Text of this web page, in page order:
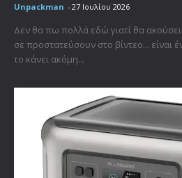
Unpackman - 27 Ιουλίου 2026
Δεν θα πω πολλά εδώ γιατί θα
σε προστατεύσουν στο βίντεο... είναι
το κάνει ακόμη...